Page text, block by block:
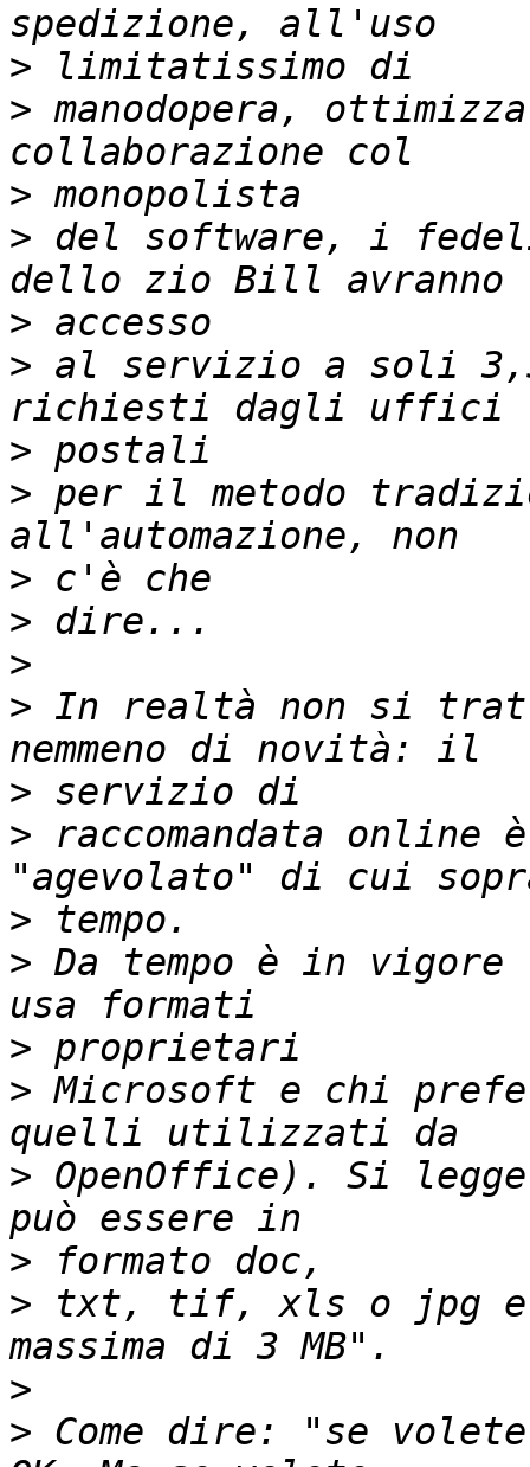
>
> manodopera,
>
> del software, i
>
> al servizio a soli
>
> per il metodo
>
>
>
> In realtà non si
>
> raccomandata
>
> Da tempo è in
>
> Microsoft e chi
> OpenOffice). Si
>
> txt, tif, xls o jpg e
>
> Come dire: "se